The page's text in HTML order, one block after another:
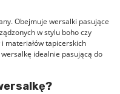
Obejmuje wersalki pasujące
w stylu boho czy
materiałów tapicerskich
idealnie pasującą do